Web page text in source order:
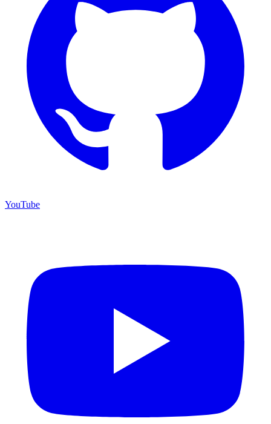
YouTube